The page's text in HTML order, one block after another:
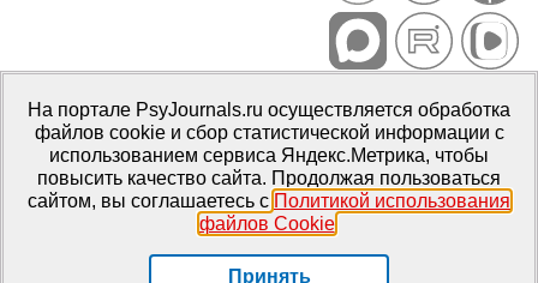
Портал психологических изданий PsyJournals.ru, 2007–2026
Правила использования материалов
Свидетельство регистрации СМИЭл № ФС77-66447 от 14 июля
2016 г.
Издатель: ФГБОУ ВО МГППУ
На портале PsyJournals.ru осуществляется обработка
файлов cookie и сбор статистической информации с
использованием сервиса Яндекс.Метрика, чтобы
повысить качество сайта. Продолжая пользоваться
сайтом, вы соглашаетесь с Политикой использования
файлов Cookie.
Принять